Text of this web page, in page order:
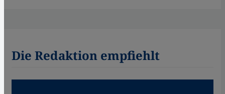
Die Redaktion empfiehlt